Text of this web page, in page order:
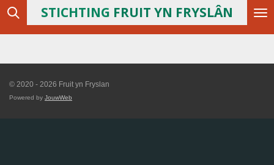
Ga
hoofdinhoud
STICHTING FRUIT YN FRYSLÂN
© 2020 - 2026 Fruit yn Fryslan
Powered by JouwWeb